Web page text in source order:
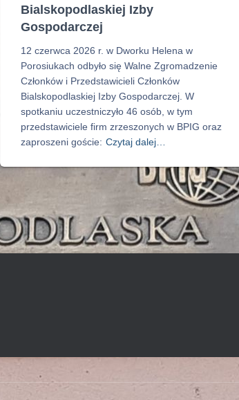
Bialskopodlaskiej Izby
Gospodarczej
12 czerwca 2026 r. w Dworku Helena w
Porosiukach odbyło się Walne Zgromadzenie
Członków i Przedstawicieli Członków
Bialskopodlaskiej Izby Gospodarczej. W
spotkaniu uczestniczyło 46 osób, w tym
przedstawiciele firm zrzeszonych w BPIG oraz
zaproszeni goście: Czytaj dalej…